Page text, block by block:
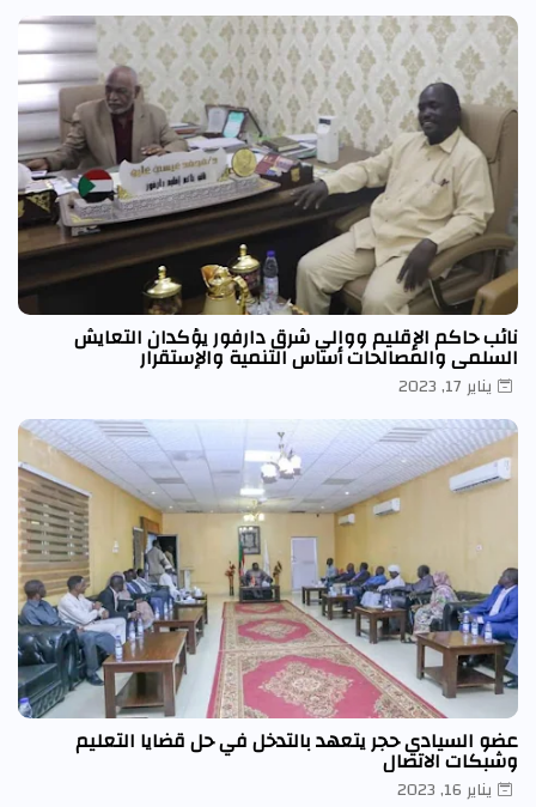
نائب حاكم الإقليم ووالي شرق دارفور يؤكدان التعايش
السلمي والمصالحات أساس التنمية والإستقرار
يناير 17, 2023
عضو السيادي حجر يتعهد بالتدخل في حل قضايا التعليم
وشبكات الاتصال
يناير 16, 2023